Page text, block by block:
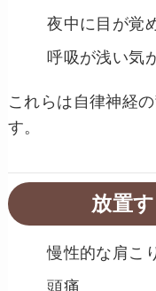
夜中に目が覚
呼吸が浅い気
これらは自律神経
す。
放置
慢性的な肩こ
頭痛